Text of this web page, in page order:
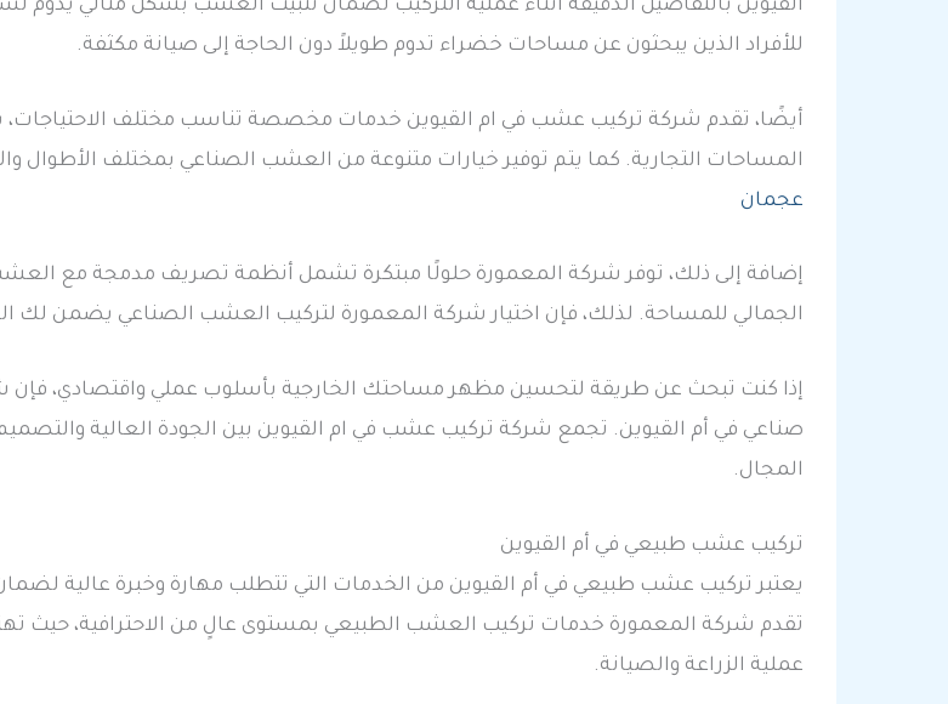
القيوين بالتفاصيل الدقيقة أثناء عملية التركيب لضمان تثبيت العشب بشكل مثالي يدوم
للأفراد الذين يبحثون عن مساحات خضراء تدوم طويلاً دون الحاجة إلى صيانة مكثفة.
أيضًا، تقدم شركة تركيب عشب في ام القيوين خدمات مخصصة تناسب مختلف الاحتياجات،
المساحات التجارية. كما يتم توفير خيارات متنوعة من العشب الصناعي بمختلف الأطوال
عجمان
إضافة إلى ذلك، توفر شركة المعمورة حلولًا مبتكرة تشمل أنظمة تصريف مدمجة مع
الجمالي للمساحة. لذلك، فإن اختيار شركة المعمورة لتركيب العشب الصناعي يضمن لك
إذا كنت تبحث عن طريقة لتحسين مظهر مساحتك الخارجية بأسلوب عملي واقتصادي، فإن
صناعي في أم القيوين. تجمع شركة تركيب عشب في ام القيوين بين الجودة العالية
المجال.
تركيب عشب طبيعي في أم القيوين
يعتبر تركيب عشب طبيعي في أم القيوين من الخدمات التي تتطلب مهارة وخبرة عالية
تقدم شركة المعمورة خدمات تركيب العشب الطبيعي بمستوى عالٍ من الاحترافية، حيث
عملية الزراعة والصيانة.